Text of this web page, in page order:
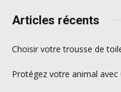
Articles récents
Choisir votre trousse de
Protégez votre animal